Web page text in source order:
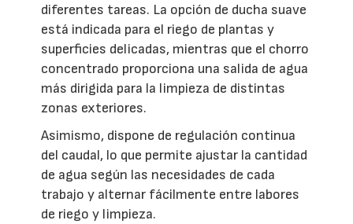
diferentes tareas. La opción de ducha suave
está indicada para el riego de plantas y
superficies delicadas, mientras que el chorro
concentrado proporciona una salida de agua
más dirigida para la limpieza de distintas
zonas exteriores.
Asimismo, dispone de regulación continua
del caudal, lo que permite ajustar la cantidad
de agua según las necesidades de cada
trabajo y alternar fácilmente entre labores
de riego y limpieza.